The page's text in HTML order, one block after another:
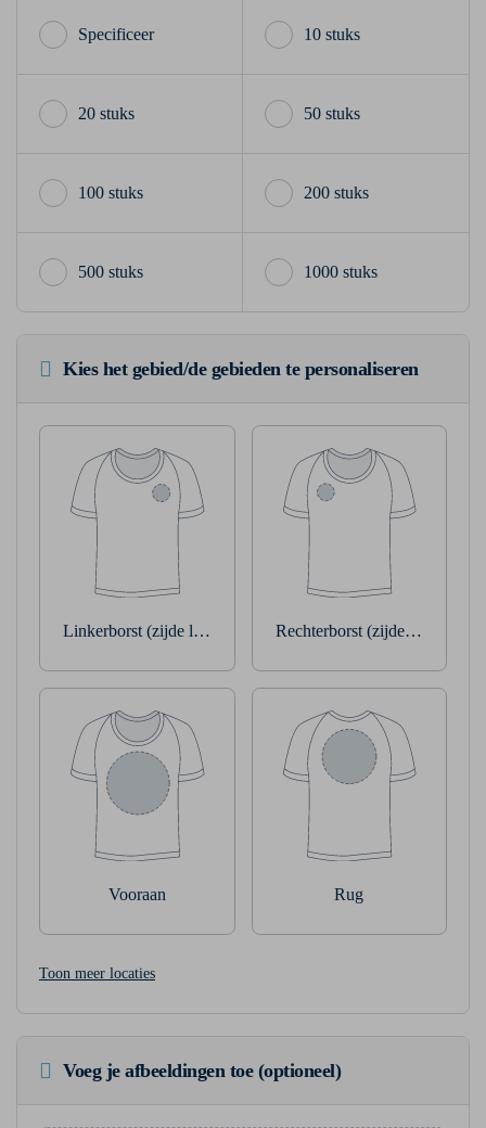
10 stuks
20 stuks 50 stuks
100 stuks 200 stuks
500 stuks 1000 stuks
Kies het gebied/de gebieden te personaliseren
Linkerborst (zijde linkerarm) Rechterborst (zijde
Vooraan Rug
Toon meer locaties
Voeg je afbeeldingen toe (optioneel)